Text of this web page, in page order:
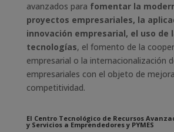
avanzados para fomentar la
proyectos empresariales, la
innovación empresarial, el uso de
tecnologías, el fomento de la
empresarial o la internacionalización
empresariales con el objeto de
competitividad.
El Centro Tecnológico de Recursos
y Servicios a Emprendedores y PYMES